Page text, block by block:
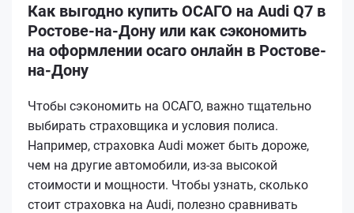
Как выгодно купить ОСАГО на Audi Q7 в
Ростове-на-Дону или как сэкономить
на оформлении осаго онлайн в Ростове-
на-Дону
Чтобы сэкономить на ОСАГО, важно тщательно
выбирать страховщика и условия полиса.
Например, страховка Audi может быть дороже,
чем на другие автомобили, из-за высокой
стоимости и мощности. Чтобы узнать, сколько
стоит страховка на Audi, полезно сравнивать